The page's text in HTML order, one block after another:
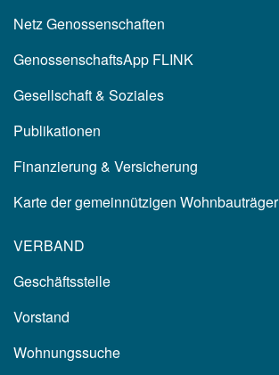
Netz Genossenschaften
GenossenschaftsApp FLINK
Gesellschaft & Soziales
Publikationen
Finanzierung & Versicherung
Karte der gemeinnützigen Wohnbauträger
VERBAND
Geschäftsstelle
Vorstand
Wohnungssuche